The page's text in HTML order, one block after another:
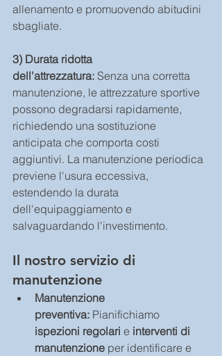
allenamento e promuovendo abitudini
sbagliate.
3) Durata ridotta
dell'attrezzatura: Senza una corretta
manutenzione, le attrezzature sportive
possono degradarsi rapidamente,
richiedendo una sostituzione
anticipata che comporta costi
aggiuntivi. La manutenzione periodica
previene l'usura eccessiva,
estendendo la durata
dell'equipaggiamento e
salvaguardando l'investimento.
Il nostro servizio di
manutenzione
Manutenzione
preventiva: Pianifichiamo
ispezioni regolari e interventi di
manutenzione per identificare e